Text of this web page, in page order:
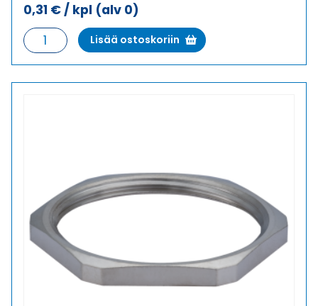
0,31 € / kpl (alv 0)
GM-
MS
7
Lisää ostoskoriin